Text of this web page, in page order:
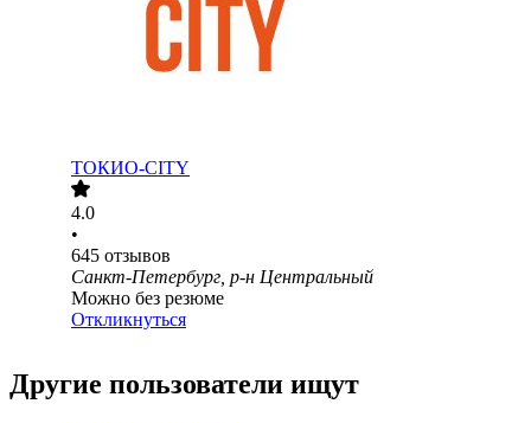
ТОКИО-CITY
4.0
•
645 отзывов
Санкт-Петербург, р-н Центральный
Можно без резюме
Откликнуться
Другие пользователи ищут